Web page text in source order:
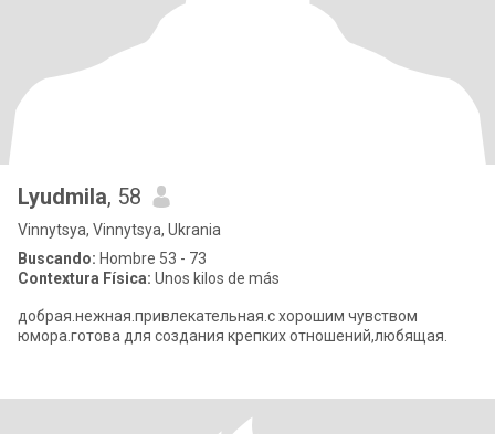
Lyudmila, 58
Vinnytsya, Vinnytsya, Ukrania
Buscando: Hombre 53 - 73
Contextura Física: Unos kilos de más
добрая.нежная.привлекательная.с хорошим чувством
юмора.готова для создания крепких отношений,любящая.